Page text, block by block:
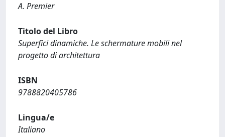
A. Premier
Titolo del Libro
Superfici dinamiche. Le schermature mobili nel
progetto di architettura
ISBN
9788820405786
Lingua/e
Italiano